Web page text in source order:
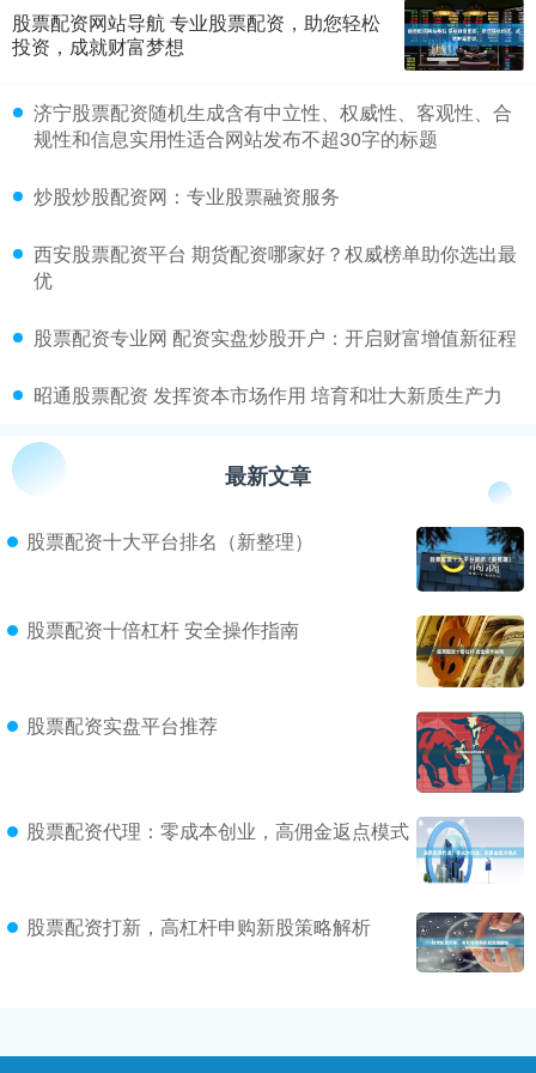
股票配资网站导航 专业股票配资，助您轻松
投资，成就财富梦想
​济宁股票配资随机生成含有中立性、权威性、客观性、合
规性和信息实用性适合网站发布不超30字的标题
​炒股炒股配资网：专业股票融资服务
​西安股票配资平台 期货配资哪家好？权威榜单助你选出最
优
​股票配资专业网 配资实盘炒股开户：开启财富增值新征程
​昭通股票配资 发挥资本市场作用 培育和壮大新质生产力
最新文章
股票配资十大平台排名（新整理）
股票配资十倍杠杆 安全操作指南
股票配资实盘平台推荐
股票配资代理：零成本创业，高佣金返点模式
股票配资打新，高杠杆申购新股策略解析